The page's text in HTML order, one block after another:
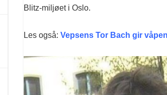
Blitz-miljøet i Oslo.
Les også: Vepsens Tor Bach gir